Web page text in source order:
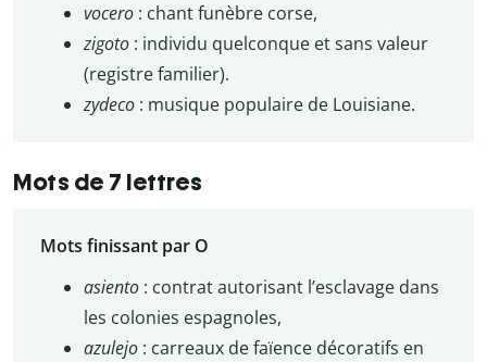
vocero : chant funèbre corse,
zigoto : individu quelconque et sans valeur
(registre familier).
zydeco : musique populaire de Louisiane.
Mots de 7 lettres
Mots finissant par O
asiento : contrat autorisant l’esclavage dans
les colonies espagnoles,
azulejo : carreaux de faïence décoratifs en